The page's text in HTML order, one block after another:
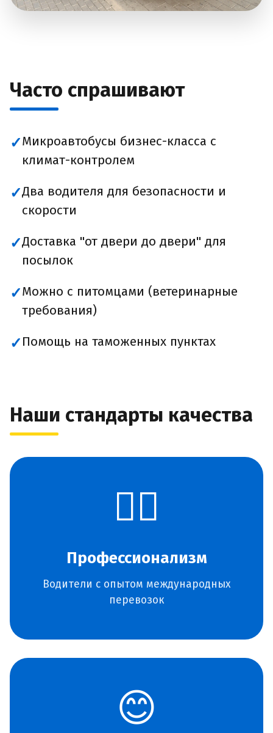
Часто спрашивают
✓Микроавтобусы бизнес-класса с
климат-контролем
✓Два водителя для безопасности и
скорости
✓Доставка "от двери до двери" для
посылок
✓Можно с питомцами (ветеринарные
требования)
✓ Помощь на таможенных пунктах
Наши стандарты качества
👨‍✈️
Профессионализм
Водители с опытом международных
перевозок
😊